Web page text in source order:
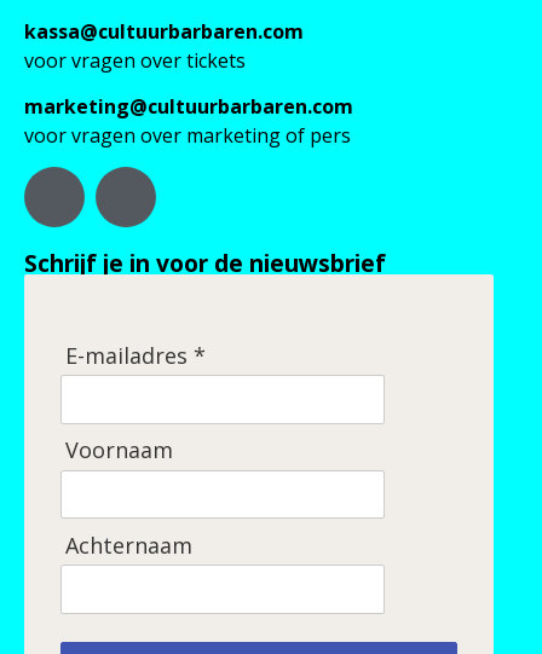
kassa@cultuurbarbaren.com
voor vragen over tickets
marketing@cultuurbarbaren.com
voor vragen over marketing of pers
Schrijf je in voor de nieuwsbrief
E-mailadres *
Voornaam
Achternaam